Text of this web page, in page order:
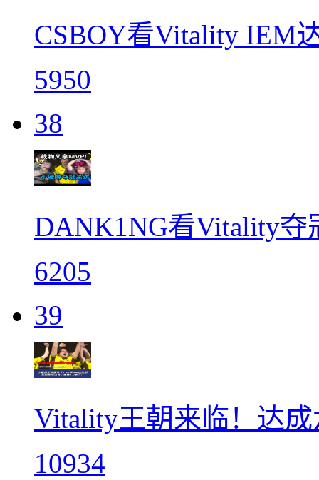
CSBOY看Vitality IEM
5950
38
DANK1NG看Vitality夺
6205
39
Vitality王朝来临！达
10934